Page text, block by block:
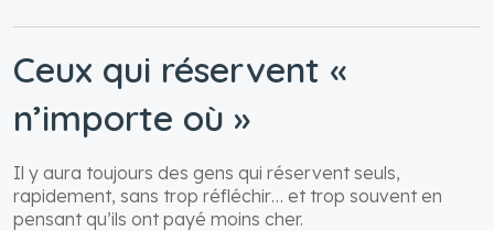
Ceux qui réservent «
n’importe où »
Il y aura toujours des gens qui réservent seuls,
rapidement, sans trop réfléchir… et trop souvent en
pensant qu’ils ont payé moins cher.